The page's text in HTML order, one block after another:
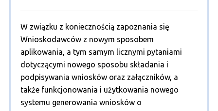
W związku z koniecznością zapoznania się
Wnioskodawców z nowym sposobem
aplikowania, a tym samym licznymi pytaniami
dotyczącymi nowego sposobu składania i
podpisywania wniosków oraz załączników, a
także funkcjonowania i użytkowania nowego
systemu generowania wniosków o